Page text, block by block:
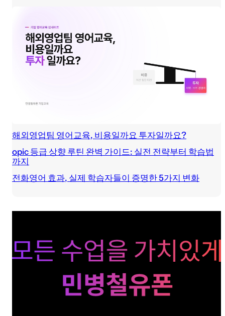
해외영업팀 영어교육, 비용일까요 투자일까요?
opic 등급 상향 루틴 완벽 가이드: 실전 전략부터 학습법
까지
전화영어 효과, 실제 학습자들이 증명한 5가지 변화